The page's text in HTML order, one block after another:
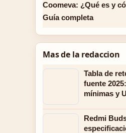
Coomeva: ¿Qué es y
Guía completa
Mas de la redaccion
Tabla de
fuente
mínimas y
Redmi